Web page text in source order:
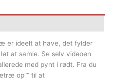
er ideelt at have, det fylder
at samle. Se selv videoen
med pynt i rødt. Fra du
op”” til at